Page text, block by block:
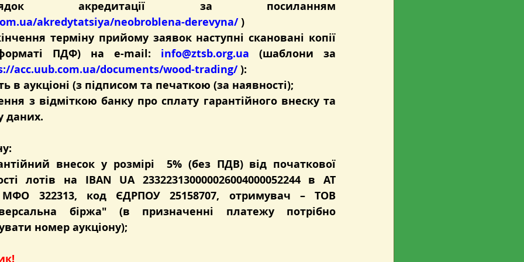
akredytatsiya/neobroblena-derevyna/ )
терміну прийому заявок наступні скановані копії
ПДФ) на e-mail: info@ztsb.org.ua (шаблони за
acc.uub.com.ua/documents/wood-trading/ ):
в аукціоні (з підписом та печаткою (за наявності);
з відміткою банку про сплату гарантійного внеску та
даних.
внесок у розмірі 5% (без ПДВ) від початкової
лотів на IBAN UA 233223130000026004000052244 в АТ
322313, код ЄДРПОУ 25158707, отримувач – ТОВ
біржа" (в призначенні платежу потрібно
номер аукціону);